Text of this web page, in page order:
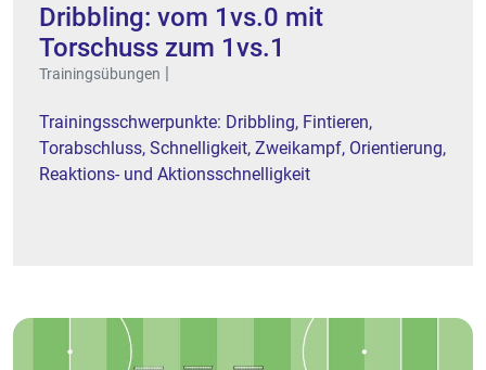
Dribbling: vom 1vs.0 mit
Torschuss zum 1vs.1
Trainingsübungen |
Trainingsschwerpunkte: Dribbling, Fintieren,
Torabschluss, Schnelligkeit, Zweikampf, Orientierung,
Reaktions- und Aktionsschnelligkeit